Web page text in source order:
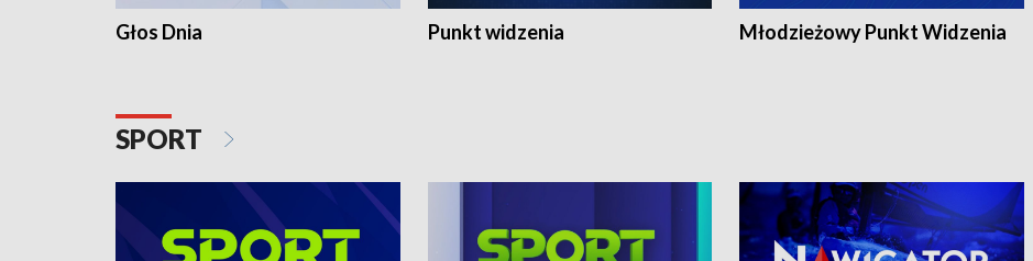
Głos Dnia Punkt widzenia Młodzieżowy Punkt Widzenia
SPORT